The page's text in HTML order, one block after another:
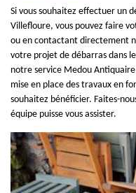
Si vous souhaitez effectuer un
Villefloure, vous pouvez faire
ou en contactant directement
votre projet de débarras dans
notre service Medou
mise en place des travaux en
souhaitez bénéficier. Faites-
équipe puisse vous assister.